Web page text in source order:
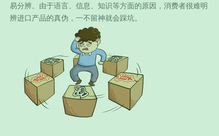
易分辨。由于语言、信息、知识等方面的原因，消费者很难明
辨进口产品的真伪，一不留神就会踩坑。